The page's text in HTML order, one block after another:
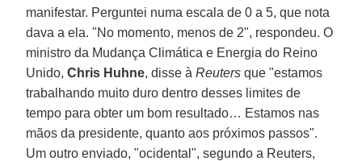
manifestar. Perguntei numa escala de 0 a 5, que nota
dava a ela. "No momento, menos de 2", respondeu. O
ministro da Mudança Climática e Energia do Reino
Unido,Chris Huhne, disse àReutersque "estamos
trabalhando muito duro dentro desses limites de
tempo para obter um bom resultado… Estamos nas
mãos da presidente, quanto aos próximos passos".
Um outro enviado, "ocidental", segundo a Reuters,